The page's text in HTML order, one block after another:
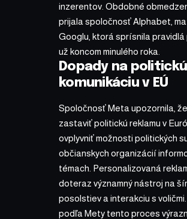
inzerentov. Obdobné
prijala spoločnosť Alphabet,
Googlu, ktorá sprísnila pravidlá
už koncom minulého roka.
Dopady na politickú
komunikáciu v EÚ
Spoločnosť Meta upozornila,
zastaviť politickú reklamu v
ovplyvniť možnosti politických
občianskych organizácií
témach. Personalizovaná
doteraz významný nástroj na
posolstiev a interakciu s
podľa Mety tento proces